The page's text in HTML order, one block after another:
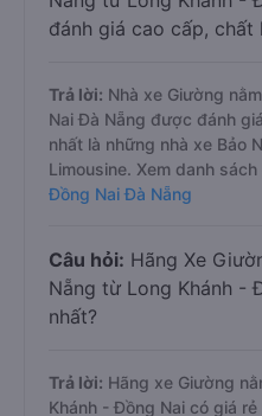
đánh giá cao cấp,
Trả lời: Nhà xe Giường
Nai Đà Nẵng được đánh
nhất là những nhà xe Bảo
Limousine. Xem danh
Đồng Nai Đà Nẵng
Câu hỏi: Hãng Xe
Nẵng từ Long Khánh -
nhất?
Trả lời: Hãng xe Giường
Khánh - Đồng Nai có giá